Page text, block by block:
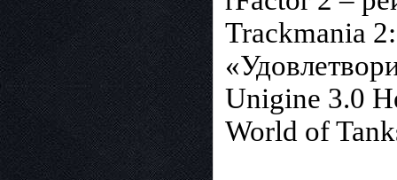
Trackmania
Unigine 3.0
World of